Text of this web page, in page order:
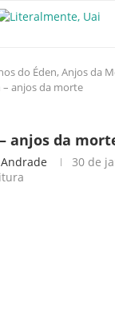
do Éden, Anjos da
anjos da morte
anjos da
30 de